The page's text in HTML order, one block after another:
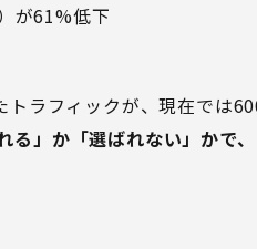
が61%低下
ラフィックが、現在では
」か「選ばれない」かで